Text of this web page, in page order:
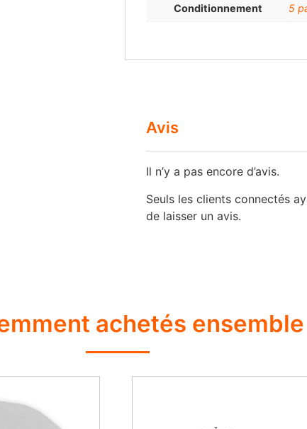
Conditionnement 5
Avis
Il n’y a pas encore d’avis.
Seuls les clients connectés
de laisser un avis.
achetés ensemble